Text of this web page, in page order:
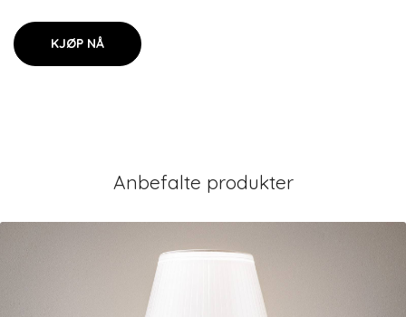
KJØP NÅ
Anbefalte produkter